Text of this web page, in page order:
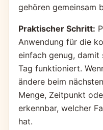
gehören gemeinsam
Praktischer Schritt:
Anwendung für die
einfach genug, damit
Tag funktioniert.
ändere beim
Menge, Zeitpunkt
erkennbar, welcher
hat.